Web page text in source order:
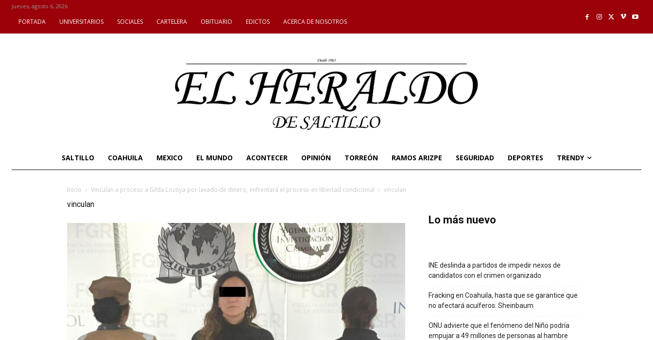
jueves, agosto 6, 2026
PORTADA UNIVERSITARIOS SOCIALES CARTELERA OBITUARIO EDICTOS ACERCA DE NOSOTROS
SALTILLO COAHUILA MEXICO EL MUNDO ACONTECER OPINIÓN TORREÓN RAMOS ARIZPE SEGURIDAD DEPORTES TRENDY
Inicio Vinculan a proceso a Gilda Lozoya por lavado de dinero, enfrentará el proceso en libertad condicional vinculan
vinculan
Lo más nuevo
INE deslinda a partidos de impedir nexos de
candidatos con el crimen organizado
Fracking en Coahuila, hasta que se garantice que
no afectará acuíferos: Sheinbaum
ONU advierte que el fenómeno del Niño podría
empujar a 49 millones de personas al hambre